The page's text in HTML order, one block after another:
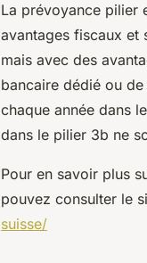
La prévoyance pilier
avantages fiscaux et
mais avec des
bancaire dédié ou
chaque année dans
dans le pilier 3b ne
Pour en savoir plus
pouvez consulter le
suisse/